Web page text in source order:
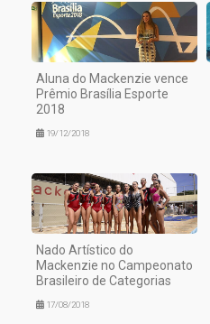
Aluna do Mackenzie vence
Prêmio Brasília Esporte
2018
19/12/2018
Nado Artístico do
Mackenzie no Campeonato
Brasileiro de Categorias
17/08/2018